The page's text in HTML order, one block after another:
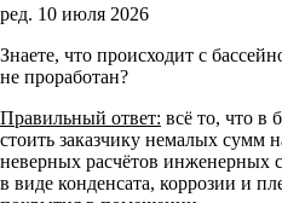
ред. 10 июля 2026
Знаете, что происходит с
не проработан?
Правильный ответ: всё то, что в
стоить заказчику немалых сумм
неверных расчётов инженерных
в виде конденсата, коррозии и